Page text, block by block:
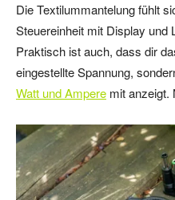
Die Textilummantelung fühlt
Steuereinheit mit Display und
Praktisch ist auch, dass dir
eingestellte Spannung,
Watt und Ampere mit anzeigt.